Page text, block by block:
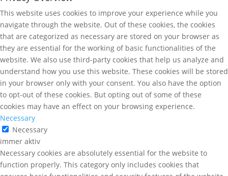
This website uses cookies to improve your experience while you
navigate through the website. Out of these cookies, the cookies
that are categorized as necessary are stored on your browser as
they are essential for the working of basic functionalities of the
website. We also use third-party cookies that help us analyze and
understand how you use this website. These cookies will be stored
in your browser only with your consent. You also have the option
to opt-out of these cookies. But opting out of some of these
cookies may have an effect on your browsing experience.
Necessary
Necessary
immer aktiv
Necessary cookies are absolutely essential for the website to
function properly. This category only includes cookies that